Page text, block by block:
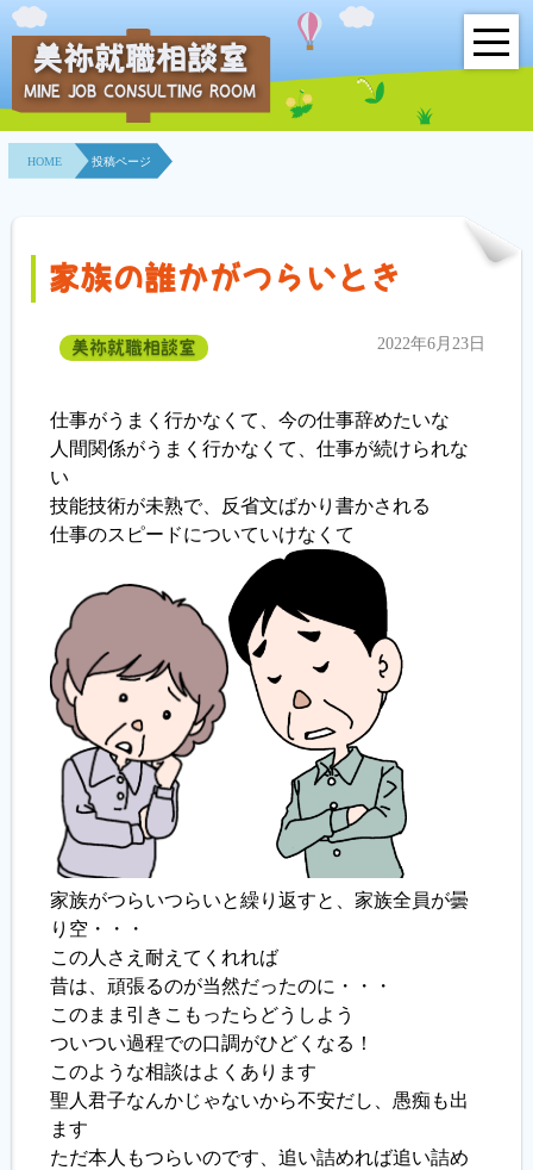
HOME
事業所紹介
相談室とは？
利用者の声
地域連携事業
求人情報検索
各種セミナー
履歴書ジェネレーター
美祢就職相談室
MINE JOB CONSULTING ROOM
HOME 投稿ページ
家族の誰かがつらいとき
美祢就職相談室 2022年6月23日
仕事がうまく行かなくて、今の仕事辞めたいな
人間関係がうまく行かなくて、仕事が続けられな
い
技能技術が未熟で、反省文ばかり書かされる
仕事のスピードについていけなくて
家族がつらいつらいと繰り返すと、家族全員が曇
り空・・・
この人さえ耐えてくれれば
昔は、頑張るのが当然だったのに・・・
このまま引きこもったらどうしよう
ついつい過程での口調がひどくなる！
このような相談はよくあります
聖人君子なんかじゃないから不安だし、愚痴も出
ます
ただ本人もつらいのです、追い詰めれば追い詰め